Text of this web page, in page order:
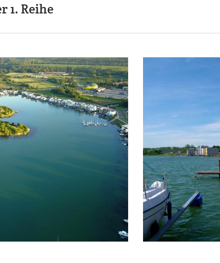
1. Reihe